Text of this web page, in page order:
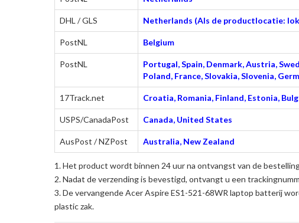
DHL / GLS Netherlands (Als de productlocatie:
PostNL Belgium
PostNL
Portugal, Spain, Denmark, Austria,
Poland, France, Slovakia, Slovenia,
17Track.net Croatia, Romania, Finland, Estonia,
USPS/CanadaPost Canada, United States
AusPost / NZPost Australia, New Zealand
Het product wordt binnen 24 uur na ontvangst van de
Nadat de verzending is bevestigd, ontvangt u een
Devervangende Acer Aspire ES1-521-68WR laptop batterij
plastic zak.